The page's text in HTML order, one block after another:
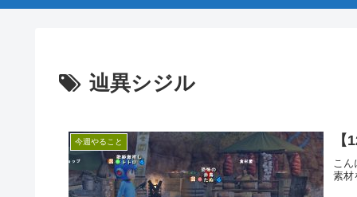
辿異シジル
今週やること
こ
素材